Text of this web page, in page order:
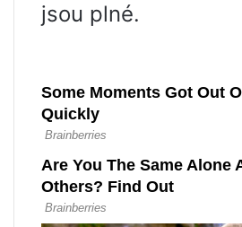
jsou plné.